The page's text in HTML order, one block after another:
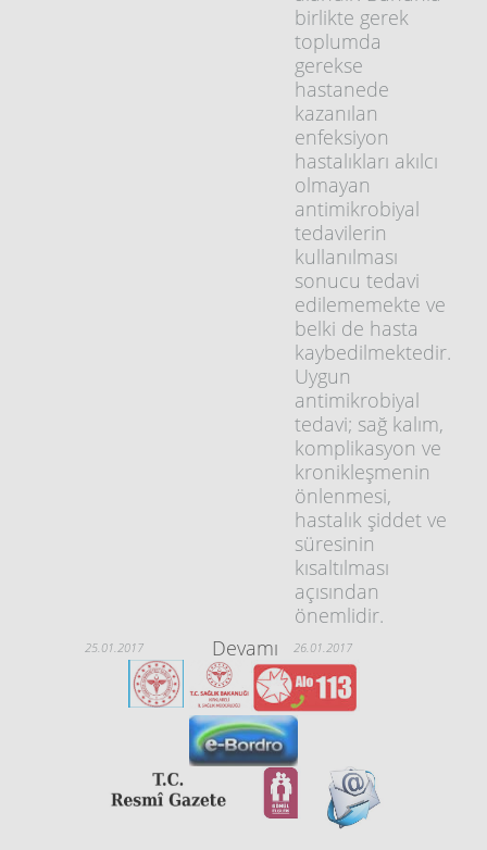
birlikte gerek
toplumda
gerekse
hastanede
kazanılan
enfeksiyon
hastalıkları akılcı
olmayan
antimikrobiyal
tedavilerin
kullanılması
sonucu tedavi
edilememekte ve
belki de hasta
kaybedilmektedir.
Uygun
antimikrobiyal
tedavi; sağ kalım,
komplikasyon ve
kronikleşmenin
önlenmesi,
hastalık şiddet ve
süresinin
kısaltılması
açısından
önemlidir.
25.01.2017 Devamı 26.01.2017